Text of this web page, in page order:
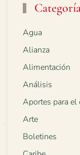
Agua
Alianza
Alimentación
Análisis
Aportes para el
Arte
Boletines